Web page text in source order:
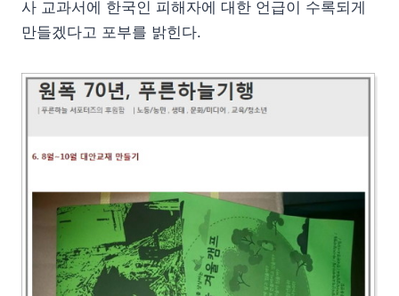
사 교과서에 한국인 피해자에 대한 언급이 수록되게
만들겠다고 포부를 밝힌다.